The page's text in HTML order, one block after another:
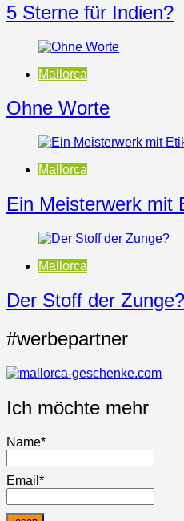
5 Sterne für Indien?
Mallorca
Ohne Worte
Mallorca
Ein Meisterwerk mit
Mallorca
Der Stoff der Zunge?
#werbepartner
Ich möchte mehr
Name*
Email*